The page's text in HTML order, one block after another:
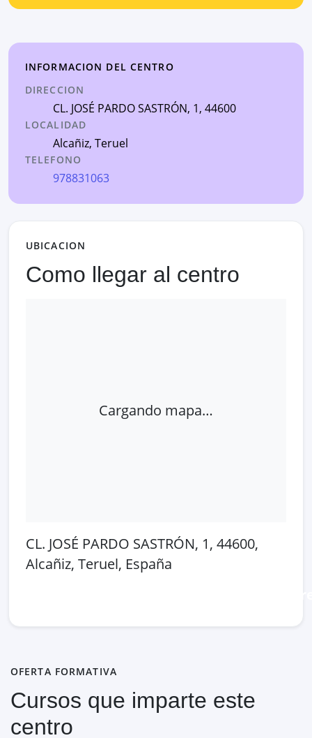
INFORMACION DEL CENTRO
DIRECCION
CL. JOSÉ PARDO SASTRÓN, 1, 44600
LOCALIDAD
Alcañiz, Teruel
TELEFONO
978831063
UBICACION
Como llegar al centro
Cargando mapa…
CL. JOSÉ PARDO SASTRÓN, 1, 44600,
Alcañiz, Teruel, España
OFERTA FORMATIVA
Cursos que imparte este
centro